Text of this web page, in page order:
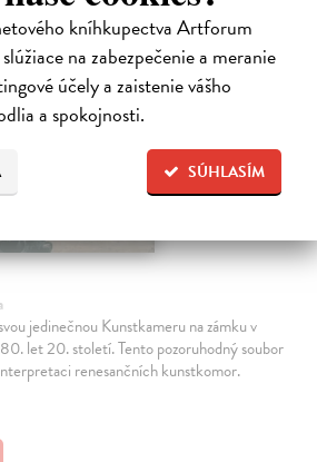
kníhkupectva Artforum
na zabezpečenie a meranie
účely a zaistenie vášho
a spokojnosti.
SÚHLASÍM
na sklade
novinka
jedinečnou Kunstkameru na zámku v
let 20. století. Tento pozoruhodný soubor
renesančních kunstkomor.